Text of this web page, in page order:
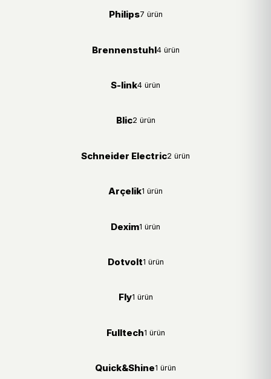
Philips7 ürün
Brennenstuhl4 ürün
S-link4 ürün
Blic2 ürün
Schneider Electric2 ürün
Arçelik1 ürün
Dexim1 ürün
Dotvolt1 ürün
Fly1 ürün
Fulltech1 ürün
Quick&Shine1 ürün